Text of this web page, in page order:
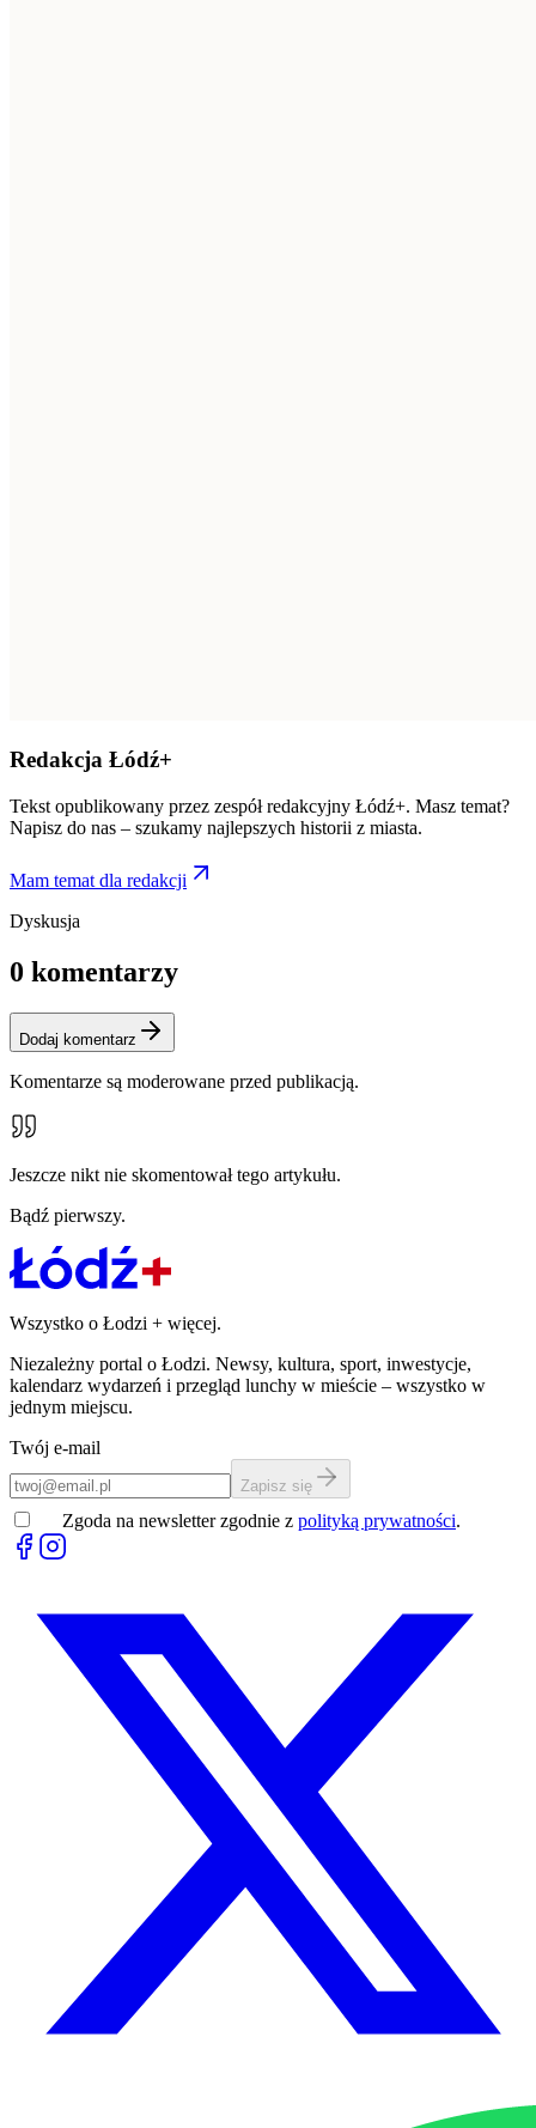
Redakcja Łódź+
Tekst opublikowany przez zespół redakcyjny Łódź+. Masz temat?
Napisz do nas – szukamy najlepszych historii z miasta.
Mam temat dla redakcji
Dyskusja
0 komentarzy
Dodaj komentarz
Komentarze są moderowane przed publikacją.
Jeszcze nikt nie skomentował tego artykułu.
Bądź pierwszy.
Wszystko o Łodzi + więcej.
Niezależny portal o Łodzi. Newsy, kultura, sport, inwestycje,
kalendarz wydarzeń i przegląd lunchy w mieście – wszystko w
jednym miejscu.
Twój e-mail
Zapisz się
Zgoda na newsletter zgodnie z polityką prywatności.